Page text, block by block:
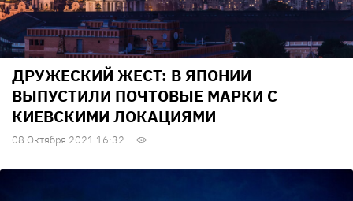
ДРУЖЕСКИЙ ЖЕСТ: В ЯПОНИИ
ВЫПУСТИЛИ ПОЧТОВЫЕ МАРКИ С
КИЕВСКИМИ ЛОКАЦИЯМИ
08 Октября 2021 16:32